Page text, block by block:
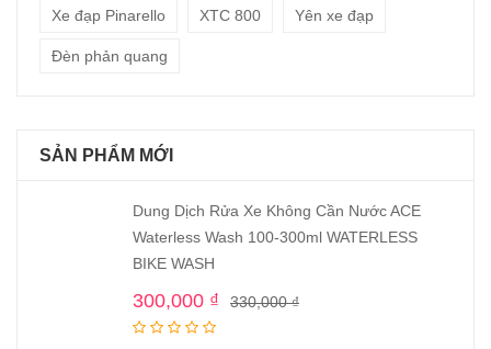
Xe đạp Pinarello XTC 800 Yên xe đạp
Đèn phản quang
SẢN PHẨM MỚI
Dung Dịch Rửa Xe Không Cần Nước ACE
Waterless Wash 100-300ml WATERLESS
BIKE WASH
330,000₫
300,000 ₫